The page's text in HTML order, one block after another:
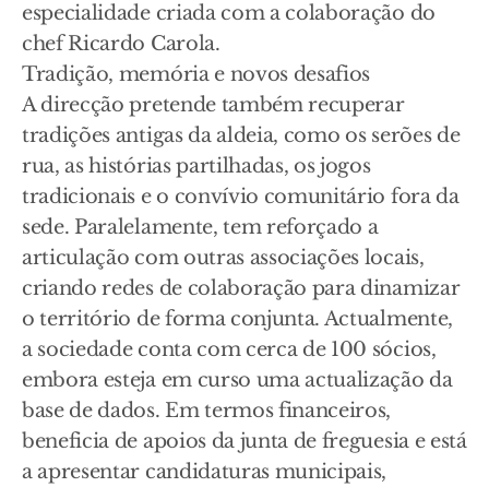
especialidade criada com a colaboração do
chef Ricardo Carola.
Tradição, memória e novos desafios
A direcção pretende também recuperar
tradições antigas da aldeia, como os serões de
rua, as histórias partilhadas, os jogos
tradicionais e o convívio comunitário fora da
sede. Paralelamente, tem reforçado a
articulação com outras associações locais,
criando redes de colaboração para dinamizar
o território de forma conjunta. Actualmente,
a sociedade conta com cerca de 100 sócios,
embora esteja em curso uma actualização da
base de dados. Em termos financeiros,
beneficia de apoios da junta de freguesia e está
a apresentar candidaturas municipais,